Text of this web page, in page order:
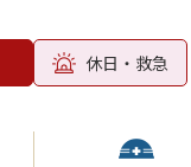
休日・救急